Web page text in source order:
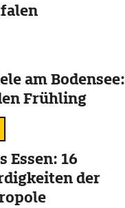
am Bodensee:
Frühling
Essen: 16
der